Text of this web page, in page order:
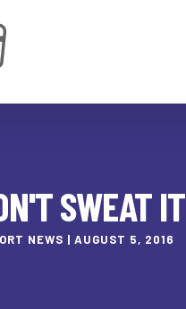
SWEAT IT
NEWS | AUGUST 5, 2016